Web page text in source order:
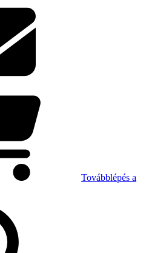
Továbblépés a